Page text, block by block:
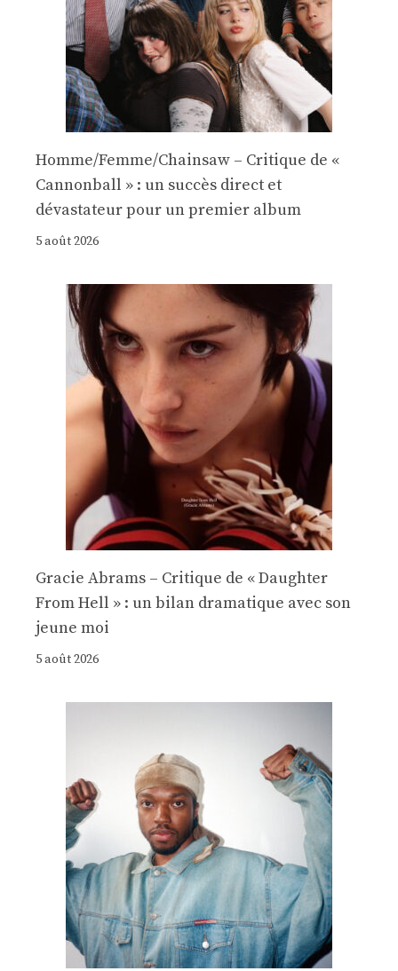
Homme/Femme/Chainsaw – Critique de «
Cannonball » : un succès direct et
dévastateur pour un premier album
5 août 2026
Gracie Abrams – Critique de « Daughter
From Hell » : un bilan dramatique avec son
jeune moi
5 août 2026